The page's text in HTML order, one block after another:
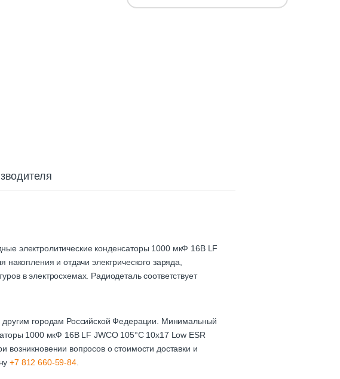
электролитические конденсаторы 1000 мкФ 16В LF
и отдачи электрического заряда,
в электросхемах. Радиодеталь соответствует
городам Российской Федерации. Минимальный
1000 мкФ 16В LF JWCO 105°C 10х17 Low ESR
возникновении вопросов о стоимости доставки и
+7 812 660-59-84.